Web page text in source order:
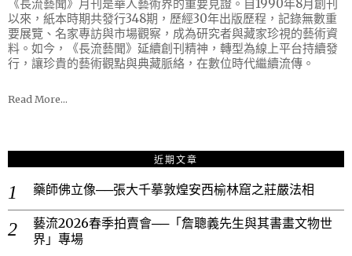
《長流藝聞》月刊是華人藝術界的重要見證。自1990年8月創刊
以來，紙本時期共發行348期，歷經30年出版歷程，記錄無數重
要展覽、名家專訪與市場觀察，成為研究者與藏家珍視的藝術資
料。如今，《長流藝聞》延續創刊精神，轉型為線上平台持續發
行，讓珍貴的藝術觀點與典藏脈絡，在數位時代繼續流傳。
Read More…
近期文章
藥師佛立像──張大千摹敦煌安西榆林窟之莊嚴法相
藝流2026春季拍賣會──「詹聰義先生與其書畫文物世
界」專場